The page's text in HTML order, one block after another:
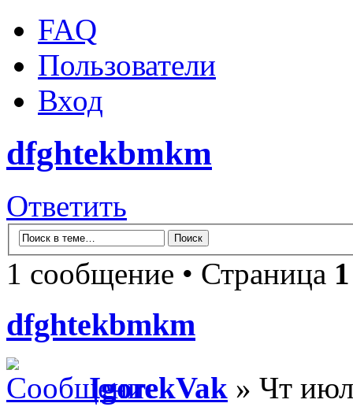
FAQ
Пользователи
Вход
dfghtekbmkm
Ответить
1 сообщение • Страница 1
dfghtekbmkm
IgorekVak » Чт